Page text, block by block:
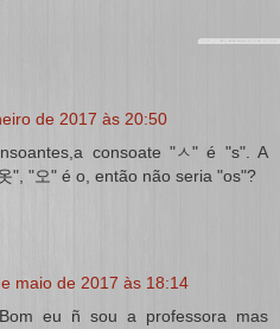
de 2017 às 20:50
consoate "ㅅ" é "s". A
", "오" é o, então não seria "os"?
maio de 2017 às 18:14
eu ñ sou a professora mas